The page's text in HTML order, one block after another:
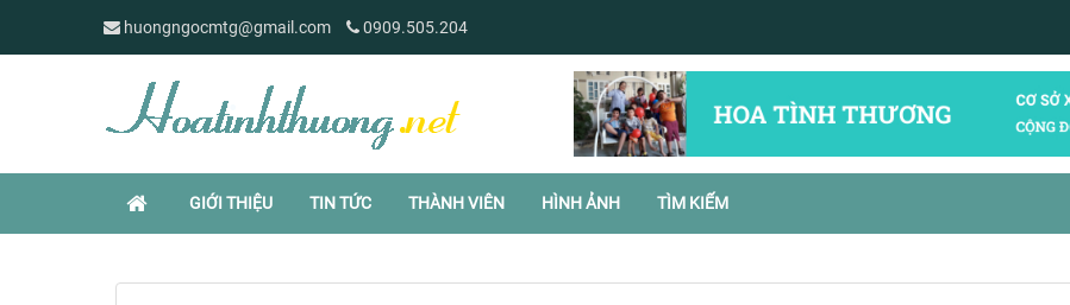
huongngocmtg@gmail.com 0909.505.204
GIỚI THIỆU TIN TỨC THÀNH VIÊN HÌNH ẢNH TÌM KIẾM